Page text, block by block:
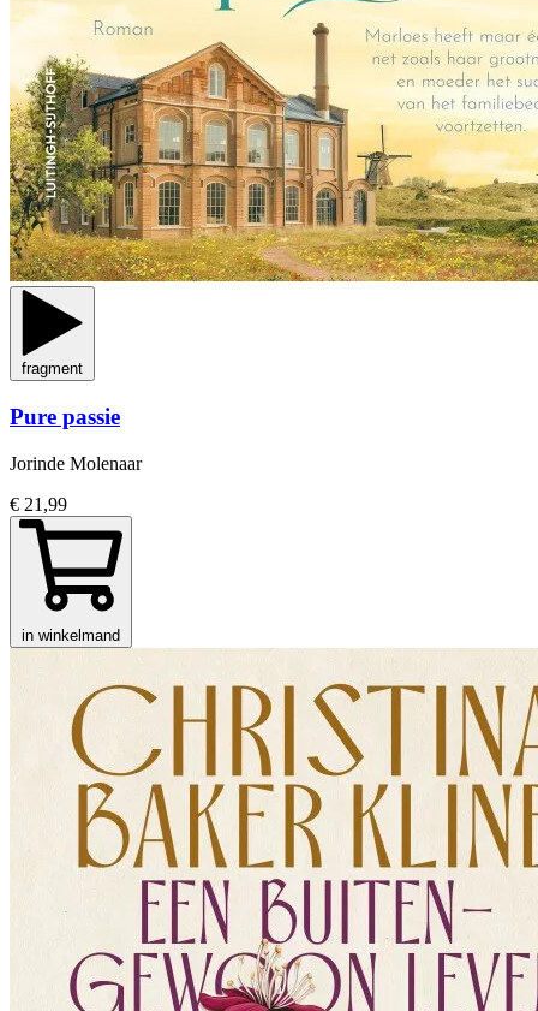
fragment
Pure passie
Jorinde Molenaar
€ 21,99
in winkelmand